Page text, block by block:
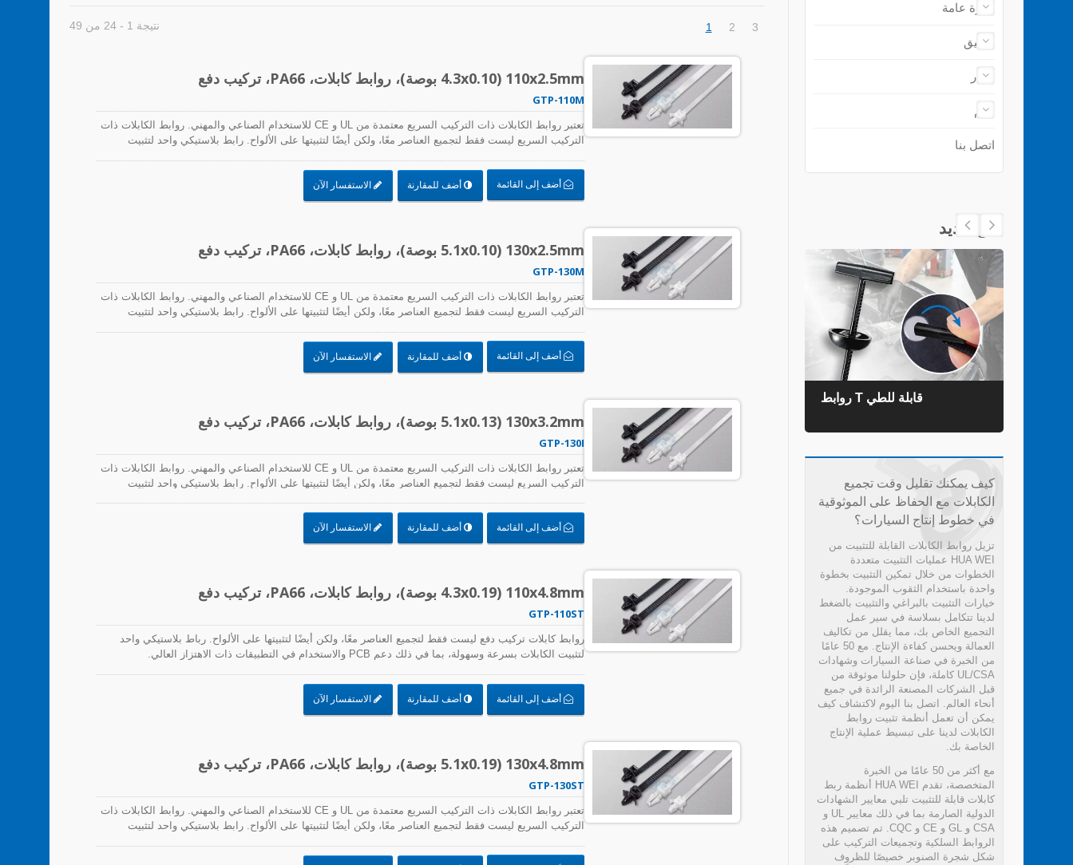
نتيجة 1 - 24 من 49 1 2 3
110x2.5mm (4.3x0.10 بوصة)، روابط كابلات، PA66، تركيب دفع
GTP-110M
تعتبر روابط الكابلات ذات التركيب السريع معتمدة من UL و CE للاستخدام الصناعي والمهني. روابط الكابلات ذات
التركيب السريع ليست فقط لتجميع العناصر معًا، ولكن أيضًا لتثبيتها على الألواح. رابط بلاستيكي واحد لتثبيت
العالي.
أضف إلى القائمة أضف للمقارنة الاستفسار الآن
130x2.5mm (5.1x0.10 بوصة)، روابط كابلات، PA66، تركيب دفع
GTP-130M
تعتبر روابط الكابلات ذات التركيب السريع معتمدة من UL و CE للاستخدام الصناعي والمهني. روابط الكابلات ذات
التركيب السريع ليست فقط لتجميع العناصر معًا، ولكن أيضًا لتثبيتها على الألواح. رابط بلاستيكي واحد لتثبيت
العالي.
أضف إلى القائمة أضف للمقارنة الاستفسار الآن
130x3.2mm (5.1x0.13 بوصة)، روابط كابلات، PA66، تركيب دفع
GTP-130I
تعتبر روابط الكابلات ذات التركيب السريع معتمدة من UL و CE للاستخدام الصناعي والمهني. روابط الكابلات ذات
التركيب السريع ليست فقط لتجميع العناصر معًا، ولكن أيضًا لتثبيتها على الألواح. رابط بلاستيكي واحد لتثبيت
العالي.
أضف إلى القائمة أضف للمقارنة الاستفسار الآن
110x4.8mm (4.3x0.19 بوصة)، روابط كابلات، PA66، تركيب دفع
GTP-110ST
روابط كابلات تركيب دفع ليست فقط لتجميع العناصر معًا، ولكن أيضًا لتثبيتها على الألواح. رباط بلاستيكي واحد
لتثبيت الكابلات بسرعة وسهولة، بما في ذلك دعم PCB والاستخدام في التطبيقات ذات الاهتزاز العالي.
أضف إلى القائمة أضف للمقارنة الاستفسار الآن
130x4.8mm (5.1x0.19 بوصة)، روابط كابلات، PA66، تركيب دفع
GTP-130ST
تعتبر روابط الكابلات ذات التركيب السريع معتمدة من UL و CE للاستخدام الصناعي والمهني. روابط الكابلات ذات
التركيب السريع ليست فقط لتجميع العناصر معًا، ولكن أيضًا لتثبيتها على الألواح. رابط بلاستيكي واحد لتثبيت
العالي.
نظرة عامة
تطبيق
أخبار
دعم
اتصل بنا
منتج جديد
روابط الكابلات TEFZEL® روابط T قابلة للطي
كيف يمكنك تقليل وقت تجميع
الكابلات مع الحفاظ على الموثوقية
في خطوط إنتاج السيارات؟
تزيل روابط الكابلات القابلة للتثبيت من
HUA WEI عمليات التثبيت متعددة
الخطوات من خلال تمكين التثبيت بخطوة
واحدة باستخدام الثقوب الموجودة.
خيارات التثبيت بالبراغي والتثبيت بالضغط
لدينا تتكامل بسلاسة في سير عمل
التجميع الخاص بك، مما يقلل من تكاليف
العمالة ويحسن كفاءة الإنتاج. مع 50 عامًا
من الخبرة في صناعة السيارات وشهادات
UL/CSA كاملة، فإن حلولنا موثوقة من
قبل الشركات المصنعة الرائدة في جميع
أنحاء العالم. اتصل بنا اليوم لاكتشاف كيف
يمكن أن تعمل أنظمة تثبيت روابط
الكابلات لدينا على تبسيط عملية الإنتاج
الخاصة بك.
مع أكثر من 50 عامًا من الخبرة
المتخصصة، تقدم HUA WEI أنظمة ربط
كابلات قابلة للتثبيت تلبي معايير الشهادات
الدولية الصارمة بما في ذلك معايير UL و
CSA و GL و CE و CQC. تم تصميم هذه
الروابط السلكية وتجميعات التركيب على
شكل شجرة الصنوبر خصيصًا للظروف